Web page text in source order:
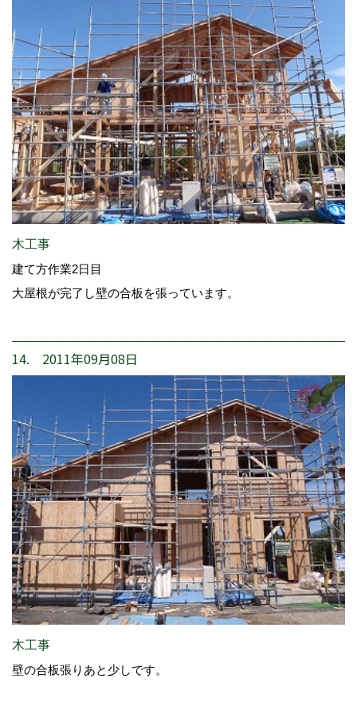
木工事
建て方作業2日目
大屋根が完了し壁の合板を張っています。
14. 2011年09月08日
木工事
壁の合板張りあと少しです。